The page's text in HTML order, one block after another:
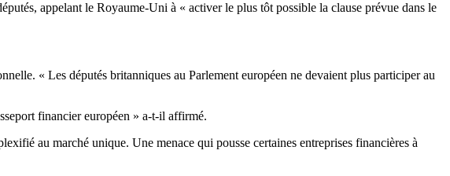
appelant le Royaume-Uni à « activer le plus tôt possible la clause prévue dans le
« Les députés britanniques au Parlement européen ne devaient plus participer au
financier européen » a-t-il affirmé.
au marché unique. Une menace qui pousse certaines entreprises financières à